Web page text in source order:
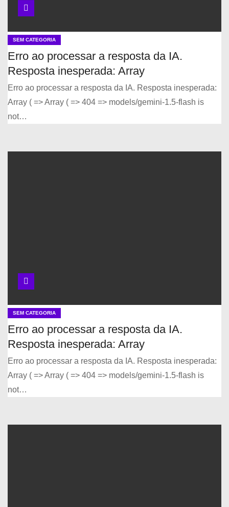
SEM CATEGORIA
Erro ao processar a resposta da IA.
Resposta inesperada: Array
Erro ao processar a resposta da IA. Resposta inesperada:
Array ( => Array ( => 404 => models/gemini-1.5-flash is
not…
SEM CATEGORIA
Erro ao processar a resposta da IA.
Resposta inesperada: Array
Erro ao processar a resposta da IA. Resposta inesperada:
Array ( => Array ( => 404 => models/gemini-1.5-flash is
not…